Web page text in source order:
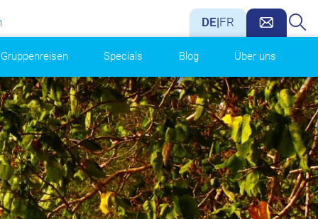
DE|FR
Gruppenreisen Specials Blog Über uns